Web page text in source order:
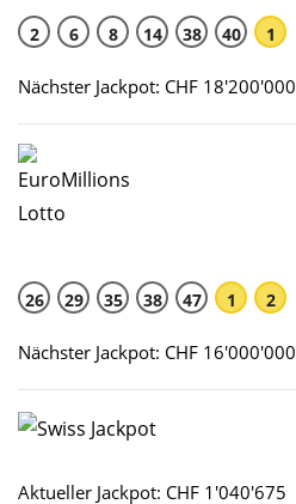
2 6 8 14 38 40 1
Nächster Jackpot: CHF 18'200'000
26 29 35 38 47 1 2
Nächster Jackpot: CHF 16'000'000
Aktueller Jackpot: CHF 1'040'675